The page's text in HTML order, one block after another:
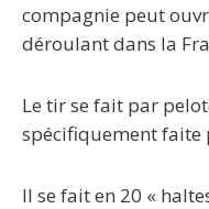
compagnie peut
déroulant dans la
Le tir se fait par
spécifiquement faite
Il se fait en 20 «